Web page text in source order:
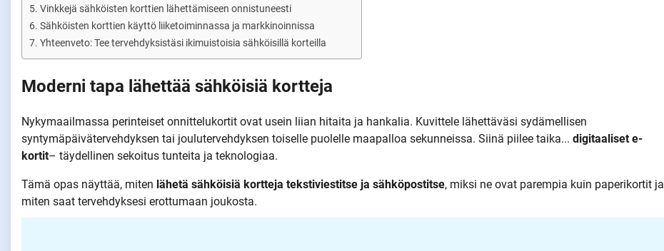
Vinkkejä sähköisten korttien lähettämiseen onnistuneesti
Sähköisten korttien käyttö liiketoiminnassa ja markkinoinnissa
Yhteenveto: Tee tervehdyksistäsi ikimuistoisia sähköisillä korteilla
Moderni tapa lähettää sähköisiä kortteja
Nykymaailmassa perinteiset onnittelukortit ovat usein liian hitaita ja hankalia. Kuvittele lähettäväsi sydämellisen
syntymäpäivätervehdyksen tai joulutervehdyksen toiselle puolelle maapalloa sekunneissa. Siinä piilee taika... digitaaliset e-
kortit– täydellinen sekoitus tunteita ja teknologiaa.
Tämä opas näyttää, miten lähetä sähköisiä kortteja tekstiviestitse ja sähköpostitse, miksi ne ovat parempia kuin paperikortit ja
miten saat tervehdyksesi erottumaan joukosta.